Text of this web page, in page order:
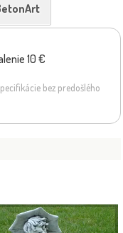
10 €
bez predošlého